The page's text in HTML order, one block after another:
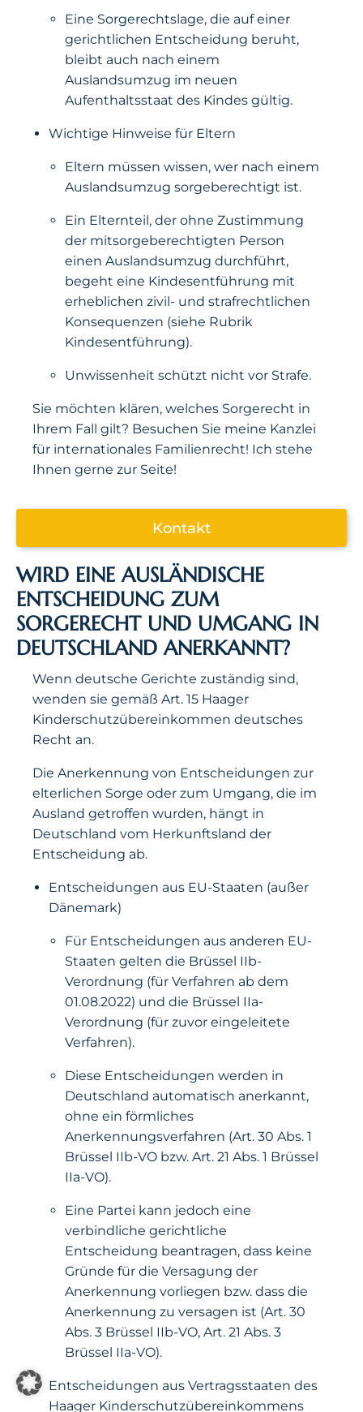
Eine Sorgerechtslage, die auf einer
gerichtlichen Entscheidung beruht,
bleibt auch nach einem
Auslandsumzug im neuen
Aufenthaltsstaat des Kindes gültig.
Wichtige Hinweise für Eltern
Eltern müssen wissen, wer nach einem
Auslandsumzug sorgeberechtigt ist.
Ein Elternteil, der ohne Zustimmung
der mitsorgeberechtigten Person
einen Auslandsumzug durchführt,
begeht eine Kindesentführung mit
erheblichen zivil- und strafrechtlichen
Konsequenzen (siehe Rubrik
Kindesentführung).
Unwissenheit schützt nicht vor Strafe.
Sie möchten klären, welches Sorgerecht in
Ihrem Fall gilt? Besuchen Sie meine Kanzlei
für internationales Familienrecht! Ich stehe
Ihnen gerne zur Seite!
Kontakt
WIRD EINE AUSLÄNDISCHE
ENTSCHEIDUNG ZUM
SORGERECHT UND UMGANG IN
DEUTSCHLAND ANERKANNT?
Wenn deutsche Gerichte zuständig sind,
wenden sie gemäß Art. 15 Haager
Kinderschutzübereinkommen deutsches
Recht an.
Die Anerkennung von Entscheidungen zur
elterlichen Sorge oder zum Umgang, die im
Ausland getroffen wurden, hängt in
Deutschland vom Herkunftsland der
Entscheidung ab.
Entscheidungen aus EU-Staaten (außer
Dänemark)
Für Entscheidungen aus anderen EU-
Staaten gelten die Brüssel IIb-
Verordnung (für Verfahren ab dem
01.08.2022) und die Brüssel IIa-
Verordnung (für zuvor eingeleitete
Verfahren).
Diese Entscheidungen werden in
Deutschland automatisch anerkannt,
ohne ein förmliches
Anerkennungsverfahren (Art. 30 Abs. 1
Brüssel IIb-VO bzw. Art. 21 Abs. 1 Brüssel
IIa-VO).
Eine Partei kann jedoch eine
verbindliche gerichtliche
Entscheidung beantragen, dass keine
Gründe für die Versagung der
Anerkennung vorliegen bzw. dass die
Anerkennung zu versagen ist (Art. 30
Abs. 3 Brüssel IIb-VO, Art. 21 Abs. 3
Brüssel IIa-VO).
Entscheidungen aus Vertragsstaaten des
Haager Kinderschutzübereinkommens